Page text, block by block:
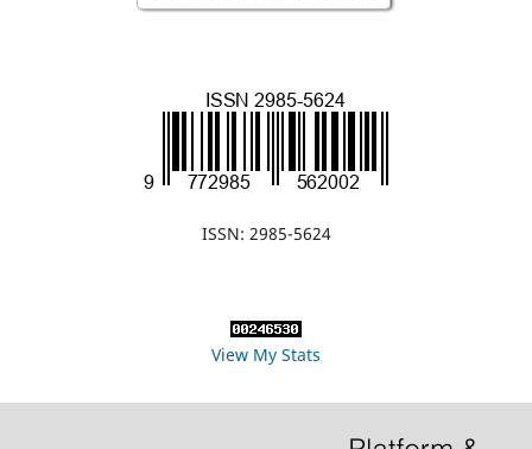
ISSN: 2985-5624
View My Stats